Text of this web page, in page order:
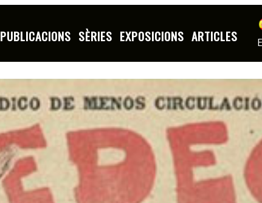
PUBLICACIONS SÈRIES EXPOSICIONS ARTICLES